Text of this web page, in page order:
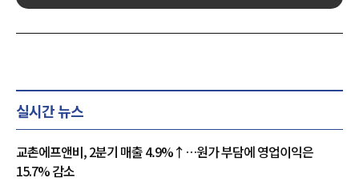
실시간 뉴스
교촌에프앤비, 2분기 매출 4.9%↑…원가 부담에 영업이익은
15.7% 감소